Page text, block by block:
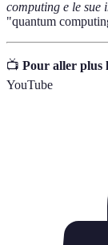
computing e le sue
"quantum
📺 Pour aller plus
YouTube